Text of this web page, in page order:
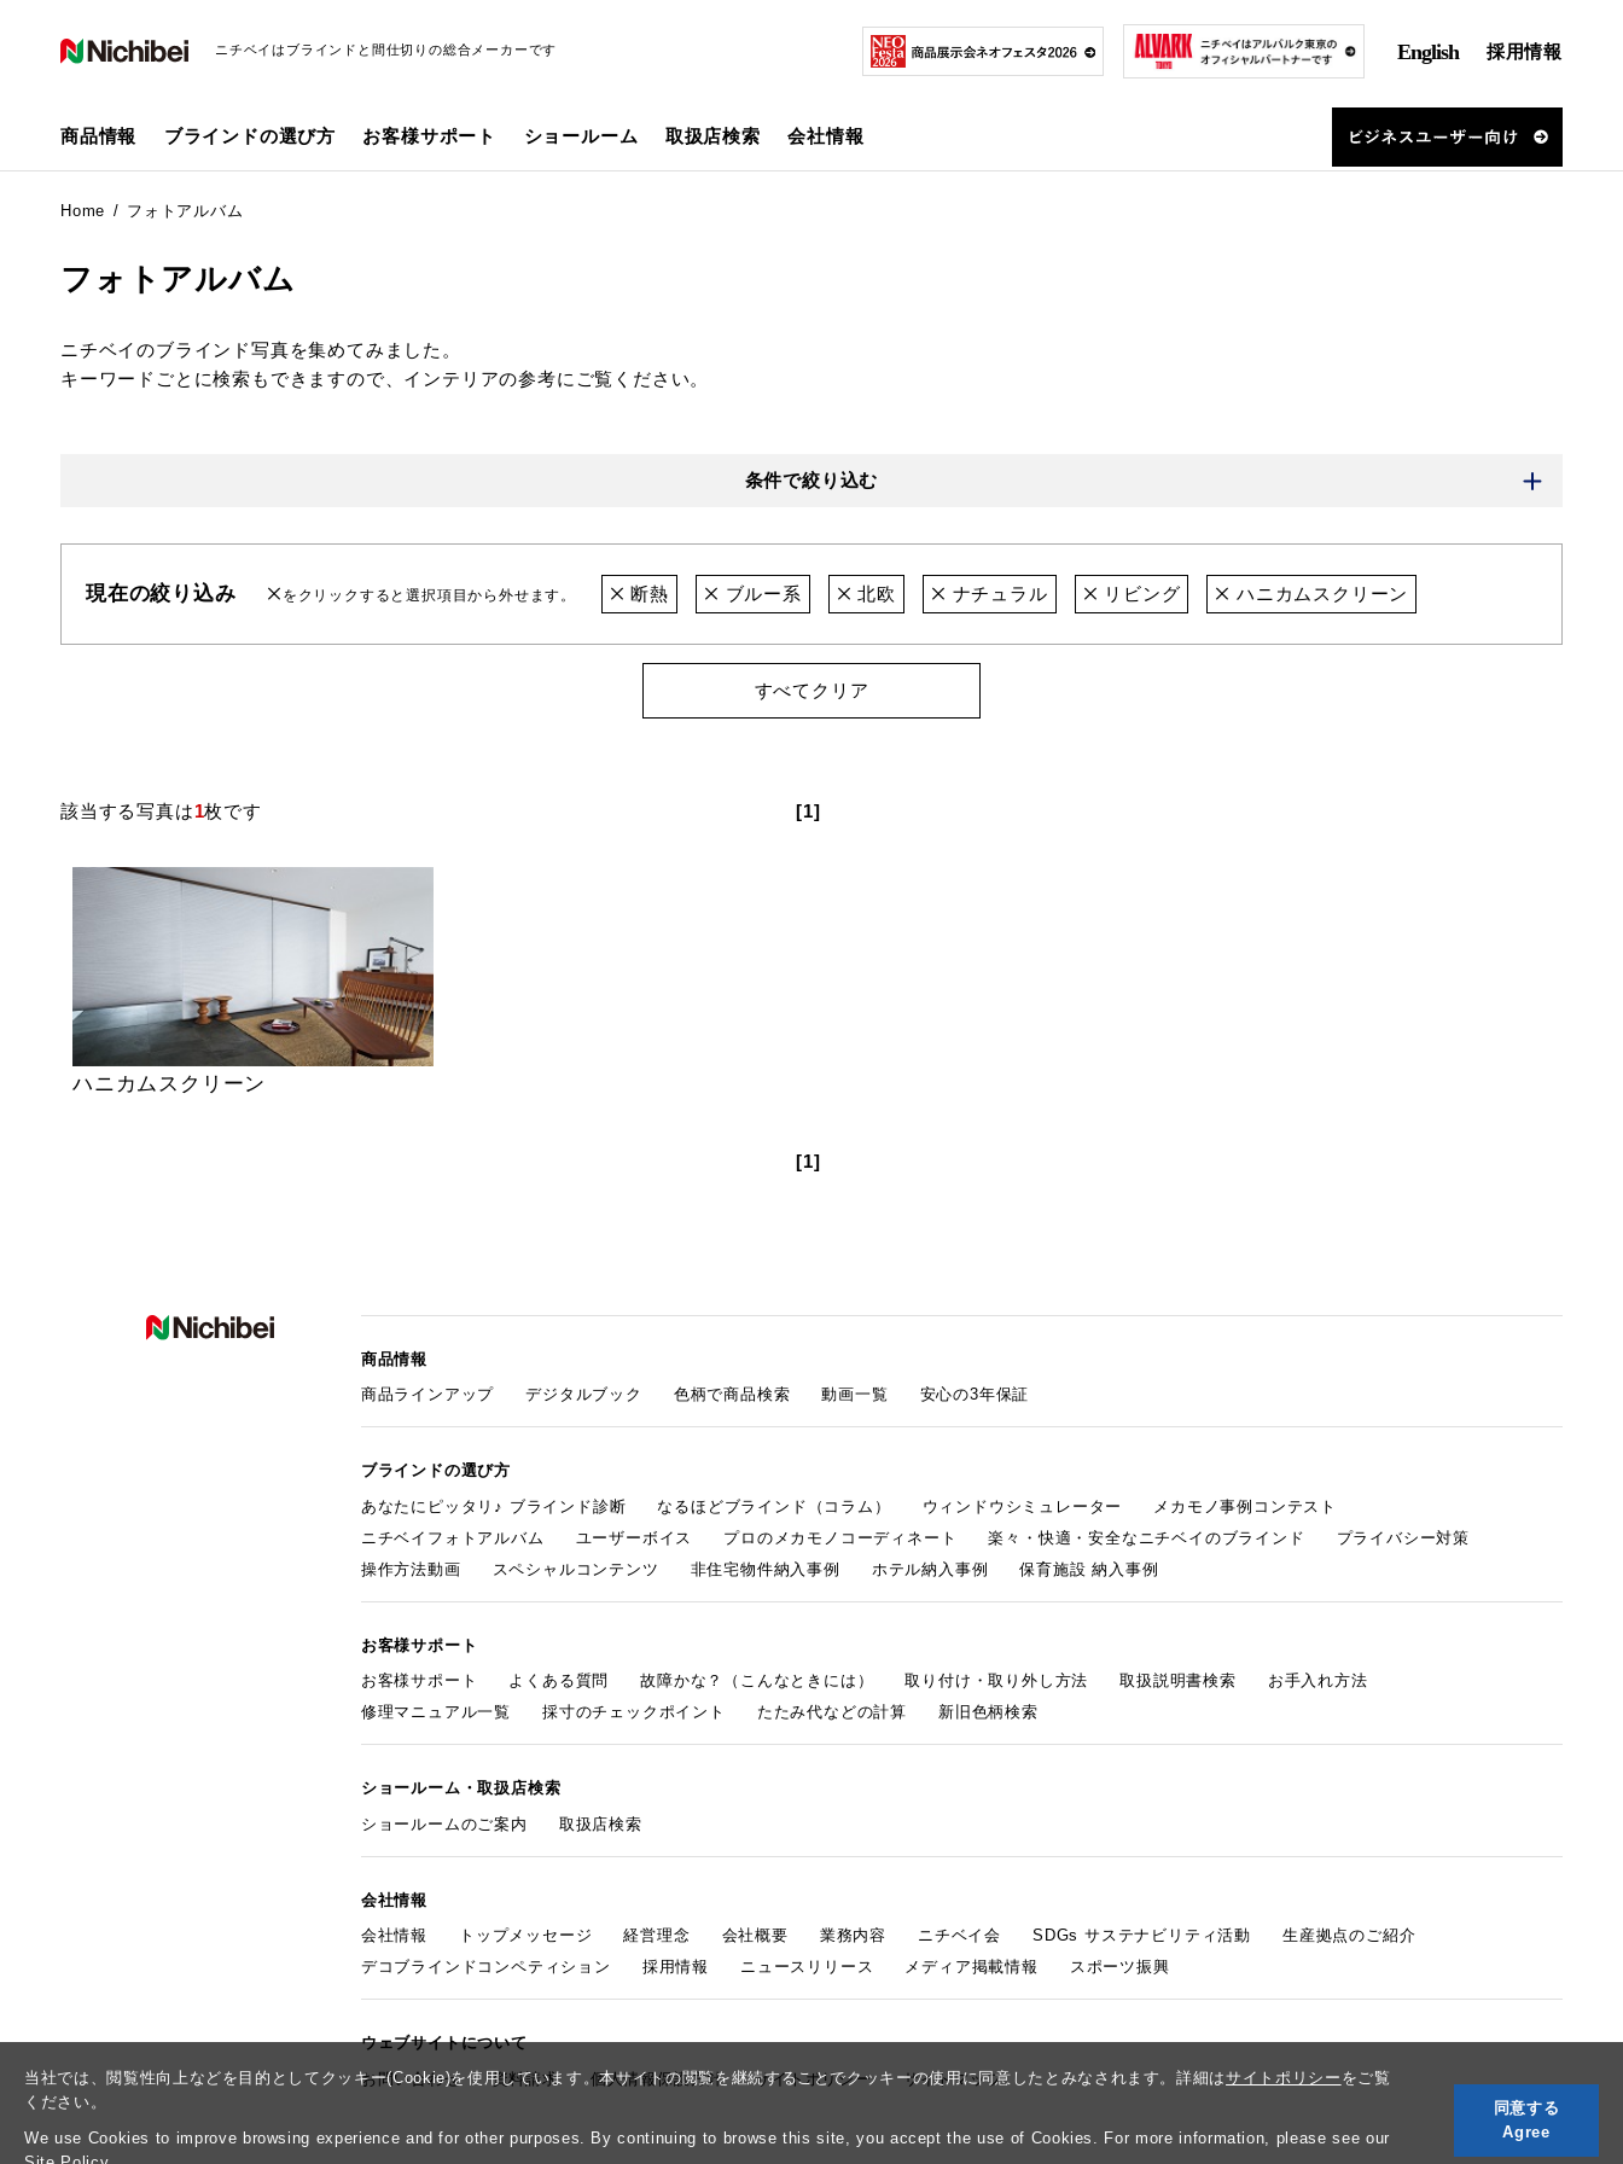
当社では、閲覧性向上などを目的としてクッキー(Cookie)を使用しています。本サイトの閲覧を継続することでクッキーの使用に同意したとみなされます。詳細はサイトポリシー をご覧
ください。
We use Cookies to improve browsing experience and for other purposes. By continuing to browse this site, you accept the use of Cookies. For more information, please see our
同意する
Agree
ニチベイはブラインドと間仕切りの総合メーカーです English 採用情報
商品情報 ブラインドの選び方 お客様サポート ショールーム 取扱店検索 会社情報
Home フォトアルバム
フォトアルバム
ニチベイのブラインド写真を集めてみました。
キーワードごとに検索もできますので、インテリアの参考にご覧ください。
条件で絞り込む
現在の絞り込み をクリックすると選択項目から外せます。 断熱 ブルー系 北欧 ナチュラル リビング ハニカムスクリーン
すべてクリア
該当する写真は1枚です [1]
ハニカムスクリーン
[1]
商品情報
商品ラインアップ
デジタルブック 色柄で商品検索 動画一覧 安心の3年保証
ブラインドの選び方
あなたにピッタリ♪ ブラインド診断
なるほどブラインド（コラム） ウィンドウシミュレーター
メカモノ事例コンテスト
ニチベイフォトアルバム
ユーザーボイス プロのメカモノコーディネート 楽々・快適・安全なニチベイのブラインド
プライバシー対策
操作方法動画
スペシャルコンテンツ 非住宅物件納入事例 ホテル納入事例 保育施設 納入事例
お客様サポート
お客様サポート
よくある質問 故障かな？（こんなときには） 取り付け・取り外し方法 取扱説明書検索
お手入れ方法
修理マニュアル一覧
採寸のチェックポイント たたみ代などの計算 新旧色柄検索
ショールーム・取扱店検索
ショールームのご案内
取扱店検索
会社情報
会社情報
トップメッセージ 経営理念 会社概要 業務内容 ニチベイ会 SDGs サステナビリティ活動
生産拠点のご紹介
デコブラインドコンペティション
採用情報 ニュースリリース メディア掲載情報 スポーツ振興
ウェブサイトについて
お問い合わせ
資料請求 個人情報保護方針 サイトポリシー サイトマップ